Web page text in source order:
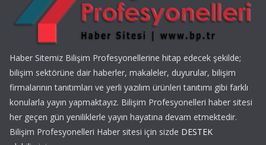
Haber Sitemiz Bilişim Profesyonellerine hitap edecek şekilde;
bilişim sektörüne dair haberler, makaleler, duyurular, bilişim
firmalarının tanıtımları ve yerli yazılım ürünleri tanıtımı gibi farklı
konularla yayın yapmaktayız. Bilişim Profesyonelleri haber sitesi
her geçen gün yeniliklerle yayın hayatına devam etmektedir.
Bilişim Profesyonelleri Haber sitesi için sizde DESTEK